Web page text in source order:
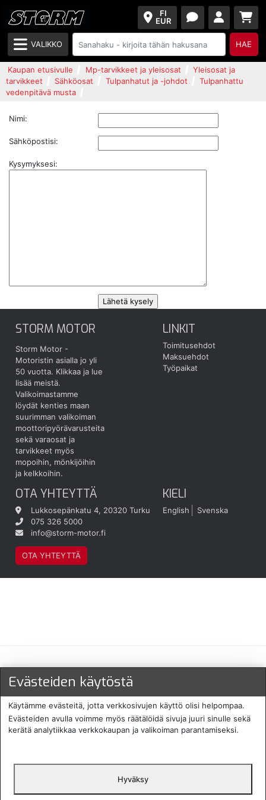
FI
EUR
VALIKKO HAE
Kaupan etusivulle Mp-tarvikkeet ja yleisosat
Yleisosat ja
tarvikkeet
Sähköosat Tulpanhatut ja -johdot
Tulpanhattu
vedenpitävä musta
Nimi:
Sähköpostisi:
Kysymyksesi:
STORM MOTOR
Storm Motor -
Motoristin asialla jo yli
50 vuotta. Klikkaa ja lue
lisää meistä.
Valikoimastamme
löydät kenties maan
suurimman valikoiman
moottoripyörävarusteita
sekä varaosat ja
tarvikkeet myös
mopoihin, mönkijöihin
ja kelkkoihin.
LINKIT
Toimitusehdot
Maksuehdot
Työpaikat
OTA YHTEYTTÄ
Lukkosepänkatu 4, 20320 Turku
075 326 5000
info@storm-motor.fi
OTA YHTEYTTÄ
KIELI
English Svenska
Maksu- ja toimitustavat
Protecomp Copyright 2024. All rights
English
Evästeiden käytöstä
Käytämme evästeitä, jotta verkkosivujen käyttö olisi helpompaa.
Evästeiden avulla voimme myös räätälöidä sivuja juuri sinulle sekä
kerätä analytiikkaa verkkokaupan ja valikoiman parantamiseksi.
Hyväksy